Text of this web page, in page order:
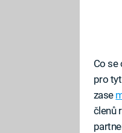
Co se
pro
zase
členů